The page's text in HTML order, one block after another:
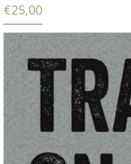
€25,00